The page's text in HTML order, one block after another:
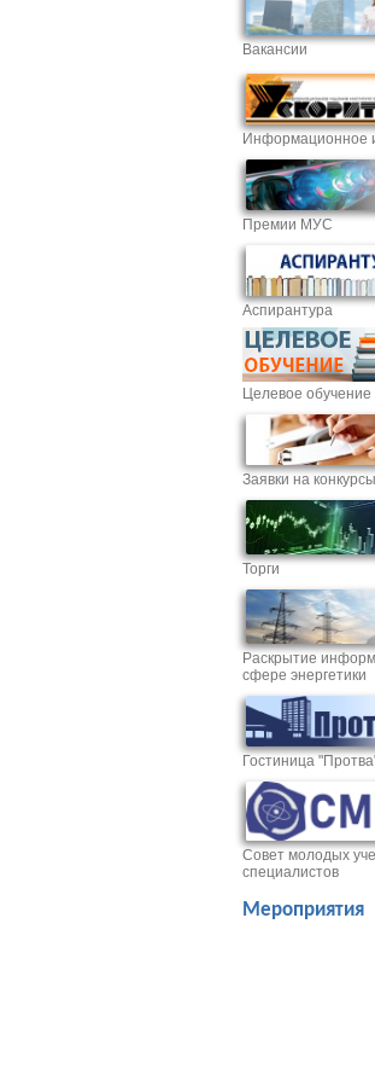
Вакансии
Информационное
Премии МУС
Аспирантура
Целевое обучение
Заявки на конкурсы
Торги
Раскрытие
сфере энергетики
Гостиница
Совет молодых
специалистов
Мероприятия